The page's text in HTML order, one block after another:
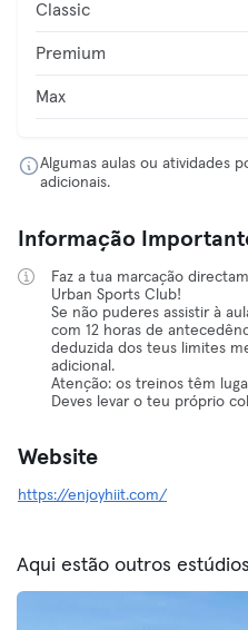
Classic
Premium
Max
Algumas aulas ou atividades
adicionais.
Informação
Faz a tua marcação
Urban Sports Club!
Se não puderes assistir à
com 12 horas de
deduzida dos teus limites
adicional.
Atenção: os treinos têm
Deves levar o teu próprio
Website
https://enjoyhiit.com/
Aqui estão outros